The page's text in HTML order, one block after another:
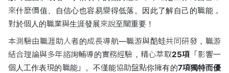
來什麼價值、自信心也容易變得低落。因此了解自己的職能，
對於個人的職業與生涯發展來說至關重要！
本測驗由職涯助人者的成長導航—職游與酷蛙共同研發，職游
結合理論與多年諮詢輔導的實務經驗，精心萃取25項 「影響一
個人工作表現的職能」。不僅能協助盤點你擁有的7項獨特而優